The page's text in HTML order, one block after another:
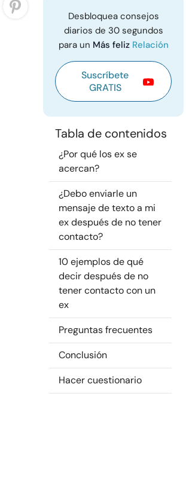
Desbloquea consejos
diarios de 30 segundos
para un Más feliz Relación
Suscríbete
GRATIS
Tabla de contenidos
¿Por qué los ex se
acercan?
¿Debo enviarle un
mensaje de texto a mi
ex después de no tener
contacto?
10 ejemplos de qué
decir después de no
tener contacto con un
ex
Preguntas frecuentes
Conclusión
Hacer cuestionario